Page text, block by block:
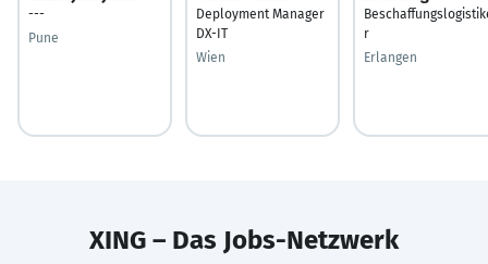
---
Pune
Deployment Manager
DX-IT
Wien
r
Erlangen
XING – Das Jobs-Netzwerk